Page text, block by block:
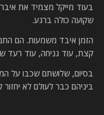
בעוד מייקל מצמיד את
שקועה כולה ברגע.
הזמן איבד משמעות. הם
קצת, עוד גניחה, עוד רעד
בסיום, שלושתם שכבו על
ביניהם כבר לעולם לא יחזור